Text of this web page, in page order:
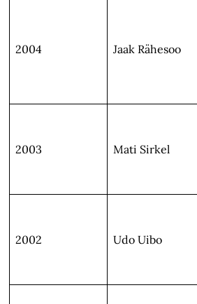
2004 Jaak Rähesoo
2003 Mati Sirkel
2002 Udo Uibo